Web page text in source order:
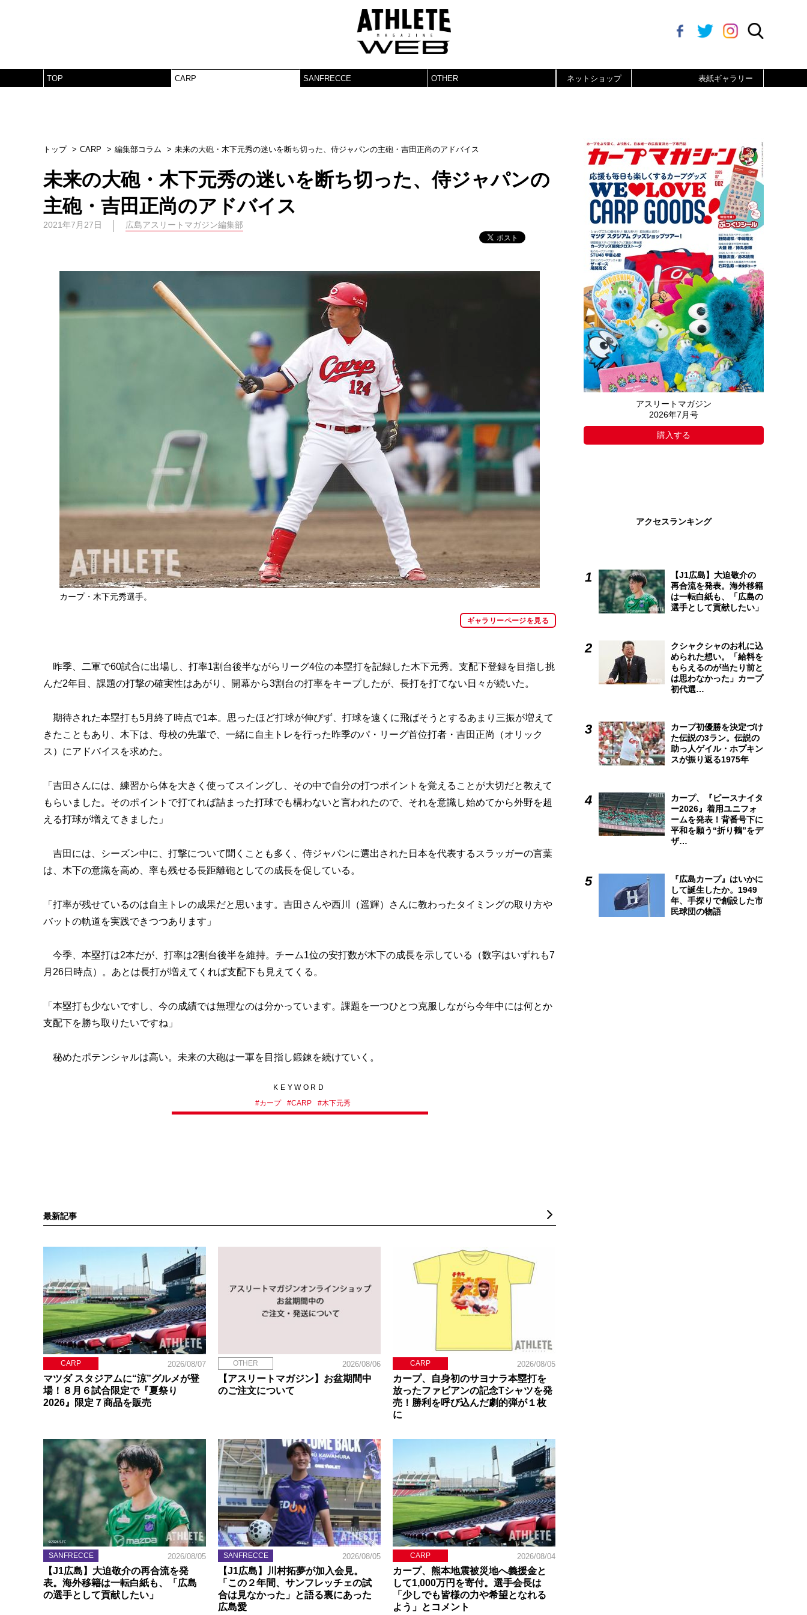
TOP CARP SANFRECCE OTHER ネットショップ 表紙ギャラリー
トップ CARP 編集部コラム 未来の大砲・木下元秀の迷いを断ち切った、侍ジャパンの主砲・吉田正尚のアドバイス
未来の大砲・木下元秀の迷いを断ち切った、侍ジャパンの
主砲・吉田正尚のアドバイス
2021年7月27日 広島アスリートマガジン編集部
カープ・木下元秀選手。
ギャラリーページを見る
昨季、二軍で60試合に出場し、打率1割台後半ながらリーグ4位の本塁打を記録した木下元秀。支配下登録を目指し挑
んだ2年目、課題の打撃の確実性はあがり、開幕から3割台の打率をキープしたが、長打を打てない日々が続いた。
期待された本塁打も5月終了時点で1本。思ったほど打球が伸びず、打球を遠くに飛ばそうとするあまり三振が増えて
きたこともあり、木下は、母校の先輩で、一緒に自主トレを行った昨季のパ・リーグ首位打者・吉田正尚（オリック
ス）にアドバイスを求めた。
「吉田さんには、練習から体を大きく使ってスイングし、その中で自分の打つポイントを覚えることが大切だと教えて
もらいました。そのポイントで打てれば詰まった打球でも構わないと言われたので、それを意識し始めてから外野を超
える打球が増えてきました」
吉田には、シーズン中に、打撃について聞くことも多く、侍ジャパンに選出された日本を代表するスラッガーの言葉
は、木下の意識を高め、率も残せる長距離砲としての成長を促している。
「打率が残せているのは自主トレの成果だと思います。吉田さんや西川（遥輝）さんに教わったタイミングの取り方や
バットの軌道を実践できつつあります」
今季、本塁打は2本だが、打率は2割台後半を維持。チーム1位の安打数が木下の成長を示している（数字はいずれも7
月26日時点）。あとは長打が増えてくれば支配下も見えてくる。
「本塁打も少ないですし、今の成績では無理なのは分かっています。課題を一つひとつ克服しながら今年中には何とか
支配下を勝ち取りたいですね」
秘めたポテンシャルは高い。未来の大砲は一軍を目指し鍛錬を続けていく。
KEYWORD
#カープ #CARP #木下元秀
最新記事
CARP 2026/08/07
マツダ スタジアムに“涼”グルメが登
場！８月６試合限定で『夏祭り
2026』限定７商品を販売
OTHER 2026/08/06
【アスリートマガジン】お盆期間中
のご注文について
CARP 2026/08/05
カープ、自身初のサヨナラ本塁打を
放ったファビアンの記念Tシャツを発
売！勝利を呼び込んだ劇的弾が１枚
に
SANFRECCE 2026/08/05
【J1広島】大迫敬介の再合流を発
表。海外移籍は一転白紙も、「広島
の選手として貢献したい」
SANFRECCE 2026/08/05
【J1広島】川村拓夢が加入会見。
「この２年間、サンフレッチェの試
合は見なかった」と語る裏にあった
広島愛
CARP 2026/08/04
カープ、熊本地震被災地へ義援金と
して1,000万円を寄付。選手会長は
「少しでも皆様の力や希望となれる
よう」とコメント
アスリートマガジン
2026年7月号
購入する
アクセスランキング
【J1広島】大迫敬介の
再合流を発表。海外移籍
は一転白紙も、「広島の
選手として貢献したい」
クシャクシャのお札に込
められた想い。「給料を
もらえるのが当たり前と
は思わなかった」カープ
初代選…
カープ初優勝を決定づけ
た伝説の3ラン。伝説の
助っ人ゲイル・ホプキン
スが振り返る1975年
カープ、『ピースナイタ
ー2026』着用ユニフォ
ームを発表！背番号下に
平和を願う“折り鶴”をデ
ザ…
『広島カープ』はいかに
して誕生したか。1949
年、手探りで創設した市
民球団の物語